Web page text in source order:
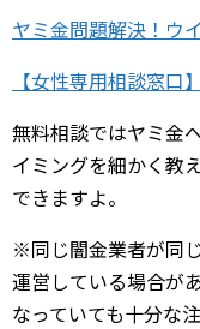
ヤミ金問題解決！ウ
【女性専用相談窓
無料相談ではヤミ金
イミングを細かく教
できますよ。
※同じ闇金業者が同
運営している場合が
なっていても十分な